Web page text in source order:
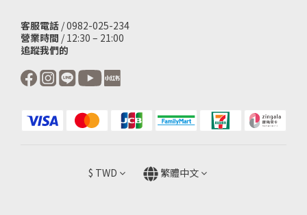
客服電話 / 0982-025-234
營業時間 / 12:30 – 21:00
追蹤我們的
$ TWD 繁體中文